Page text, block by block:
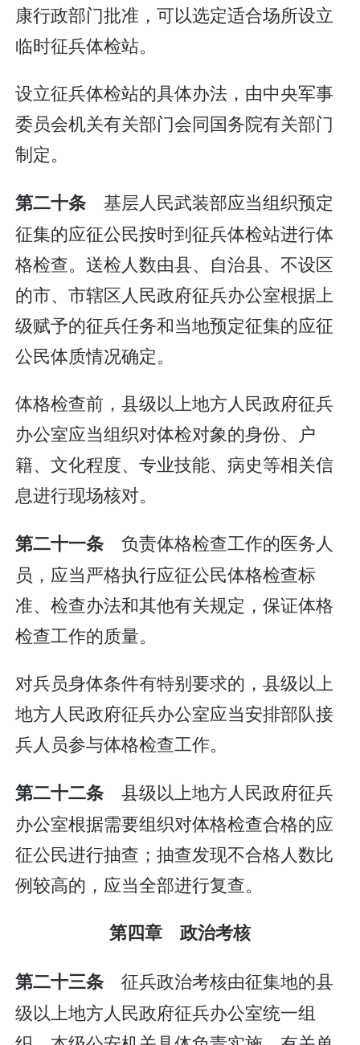
康行政部门批准，可以选定适合场所设立
临时征兵体检站。
设立征兵体检站的具体办法，由中央军事
委员会机关有关部门会同国务院有关部门
制定。
第二十条 基层人民武装部应当组织预定
征集的应征公民按时到征兵体检站进行体
格检查。送检人数由县、自治县、不设区
的市、市辖区人民政府征兵办公室根据上
级赋予的征兵任务和当地预定征集的应征
公民体质情况确定。
体格检查前，县级以上地方人民政府征兵
办公室应当组织对体检对象的身份、户
籍、文化程度、专业技能、病史等相关信
息进行现场核对。
第二十一条 负责体格检查工作的医务人
员，应当严格执行应征公民体格检查标
准、检查办法和其他有关规定，保证体格
检查工作的质量。
对兵员身体条件有特别要求的，县级以上
地方人民政府征兵办公室应当安排部队接
兵人员参与体格检查工作。
第二十二条 县级以上地方人民政府征兵
办公室根据需要组织对体格检查合格的应
征公民进行抽查；抽查发现不合格人数比
例较高的，应当全部进行复查。
第四章 政治考核
第二十三条 征兵政治考核由征集地的县
级以上地方人民政府征兵办公室统一组